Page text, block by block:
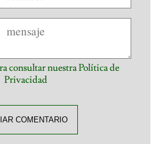
consultar nuestra Política de
Privacidad
COMENTARIO